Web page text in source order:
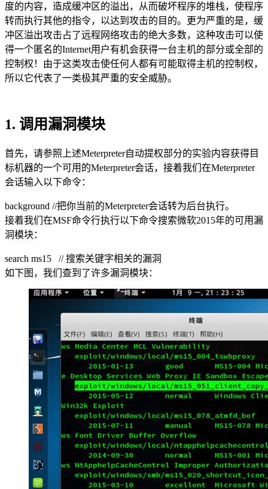
度的内容，造成缓冲区的溢出，从而破坏程序的堆栈，使程序
转而执行其他的指令，以达到攻击的目的。更为严重的是，缓
冲区溢出攻击占了远程网络攻击的绝大多数，这种攻击可以使
得一个匿名的Internet用户有机会获得一台主机的部分或全部的
控制权！由于这类攻击使任何人都有可能取得主机的控制权，
所以它代表了一类极其严重的安全威胁。
1. 调用漏洞模块
首先，请参照上述Meterpreter自动提权部分的实验内容获得目
标机器的一个可用的Meterpreter会话，接着我们在Meterpreter
会话输入以下命令：
background //把你当前的Meterpreter会话转为后台执行。
接着我们在MSF命令行执行以下命令搜索微软2015年的可用漏
洞模块：
search ms15 // 搜索关键字相关的漏洞
如下图，我们查到了许多漏洞模块：